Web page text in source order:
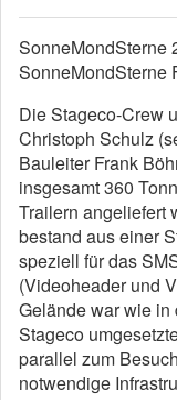
SonneMondSterne
SonneMondSterne
Die Stageco-Crew
Christoph Schulz
Bauleiter Frank
insgesamt 360
Trailern angeliefert
bestand aus einer
speziell für das
(Videoheader und
Gelände war wie in
Stageco
parallel zum
notwendige